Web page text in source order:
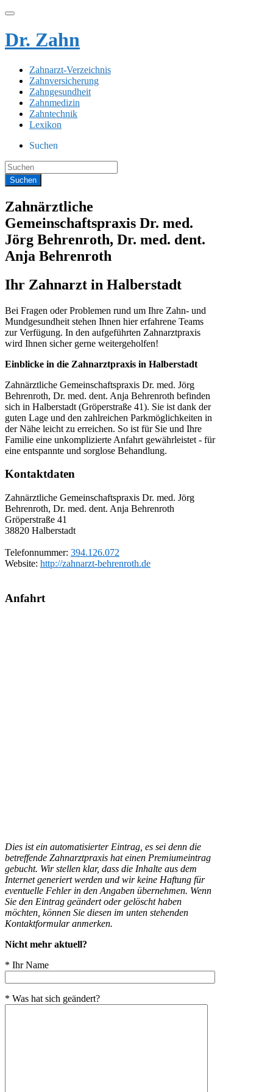
Dr. Zahn
Zahnarzt-Verzeichnis
Zahnversicherung
Zahngesundheit
Zahnmedizin
Zahntechnik
Lexikon
Suchen
Zahnärztliche
Gemeinschaftspraxis Dr. med.
Jörg Behrenroth, Dr. med. dent.
Anja Behrenroth
Ihr Zahnarzt in Halberstadt
Bei Fragen oder Problemen rund um Ihre Zahn- und
Mundgesundheit stehen Ihnen hier erfahrene Teams
zur Verfügung. In den aufgeführten Zahnarztpraxis
wird Ihnen sicher gerne weitergeholfen!
Einblicke in die Zahnarztpraxis in Halberstadt
Zahnärztliche Gemeinschaftspraxis Dr. med. Jörg
Behrenroth, Dr. med. dent. Anja Behrenroth befinden
sich in Halberstadt (Gröperstraße 41). Sie ist dank der
guten Lage und den zahlreichen Parkmöglichkeiten in
der Nähe leicht zu erreichen. So ist für Sie und Ihre
Familie eine unkomplizierte Anfahrt gewährleistet - für
eine entspannte und sorglose Behandlung.
Kontaktdaten
Zahnärztliche Gemeinschaftspraxis Dr. med. Jörg
Behrenroth, Dr. med. dent. Anja Behrenroth
Gröperstraße 41
38820 Halberstadt
Telefonnummer: 394.126.072
Website: http://zahnarzt-behrenroth.de
Anfahrt
Dies ist ein automatisierter Eintrag, es sei denn die
betreffende Zahnarztpraxis hat einen Premiumeintrag
gebucht. Wir stellen klar, dass die Inhalte aus dem
Internet generiert werden und wir keine Haftung für
eventuelle Fehler in den Angaben übernehmen. Wenn
Sie den Eintrag geändert oder gelöscht haben
möchten, können Sie diesen im unten stehenden
Kontaktformular anmerken.
Nicht mehr aktuell?
* Ihr Name
* Was hat sich geändert?